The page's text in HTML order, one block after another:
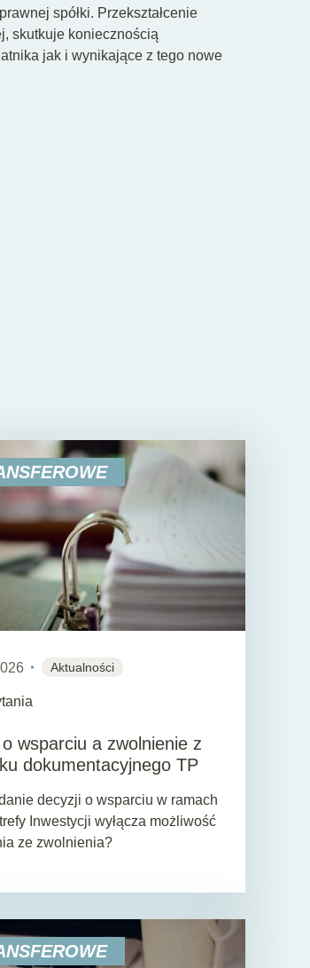
spółki. Przekształcenie
skutkuje koniecznością
jak i wynikające z tego nowe
Aktualności
wsparciu a zwolnienie z
dokumentacyjnego TP
decyzji o wsparciu w ramach
Inwestycji wyłącza możliwość
ze zwolnienia?